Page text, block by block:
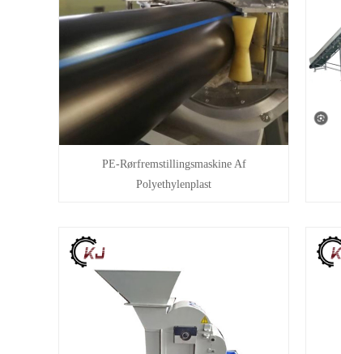
PE-Rørfremstillingsmaskine Af
Polyethylenplast